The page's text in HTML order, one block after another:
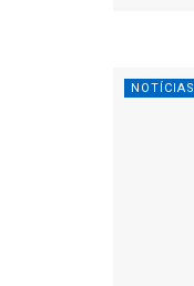
NOTÍCIAS